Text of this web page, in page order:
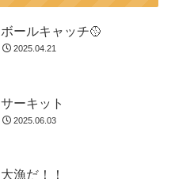
ボールキャッチ🥎
2025.04.21
サーキット
2025.06.03
大漁だ！！